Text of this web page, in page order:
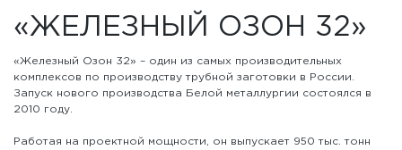
«ЖЕЛЕЗНЫЙ ОЗОН 32»
«Железный Озон 32» – один из самых производительных
комплексов по производству трубной заготовки в России.
Запуск нового производства Белой металлургии состоялся в
2010 году.
Работая на проектной мощности, он выпускает 950 тыс. тонн